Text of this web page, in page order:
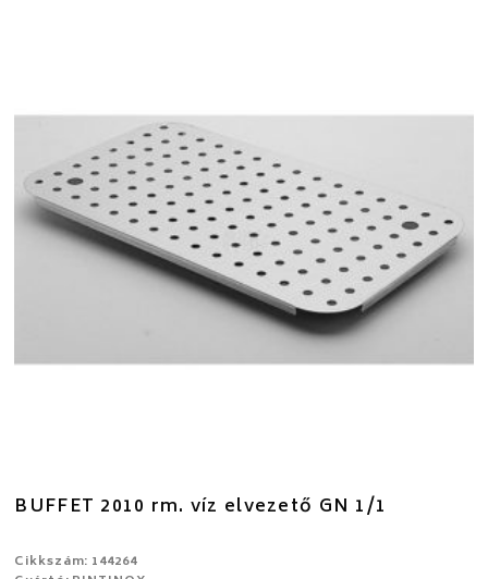
BUFFET 2010 rm. víz elvezető GN 1/1
Cikkszám: 144264